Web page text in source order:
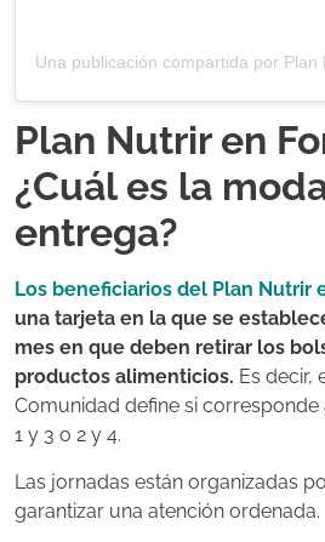
Plan Nutrir en
¿Cuál es la
entrega?
Los beneficiarios del Plan Nutrir
una tarjeta en la que se
mes en que deben retirar los
productos alimenticios. Es decir,
Comunidad define si corresponde
1 y 3 o 2 y 4.
Las jornadas están organizadas
garantizar una atención ordenada.